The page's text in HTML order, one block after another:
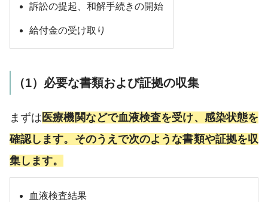
訴訟の提起、和解手続きの開始
給付金の受け取り
（1）必要な書類および証拠の収集
まずは 医療機関などで血液検査を受け、感染状態を
確認します。そのうえで次のような書類や証拠を収
集します。
血液検査結果